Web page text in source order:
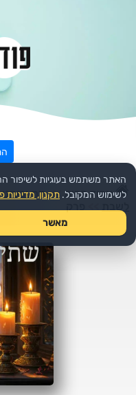
עמוד הבית >> דת ורוחני
האתר משתמש בעוגיות לשיפור
לשימוש המקובל. תקנון, מדיניות
מאשר